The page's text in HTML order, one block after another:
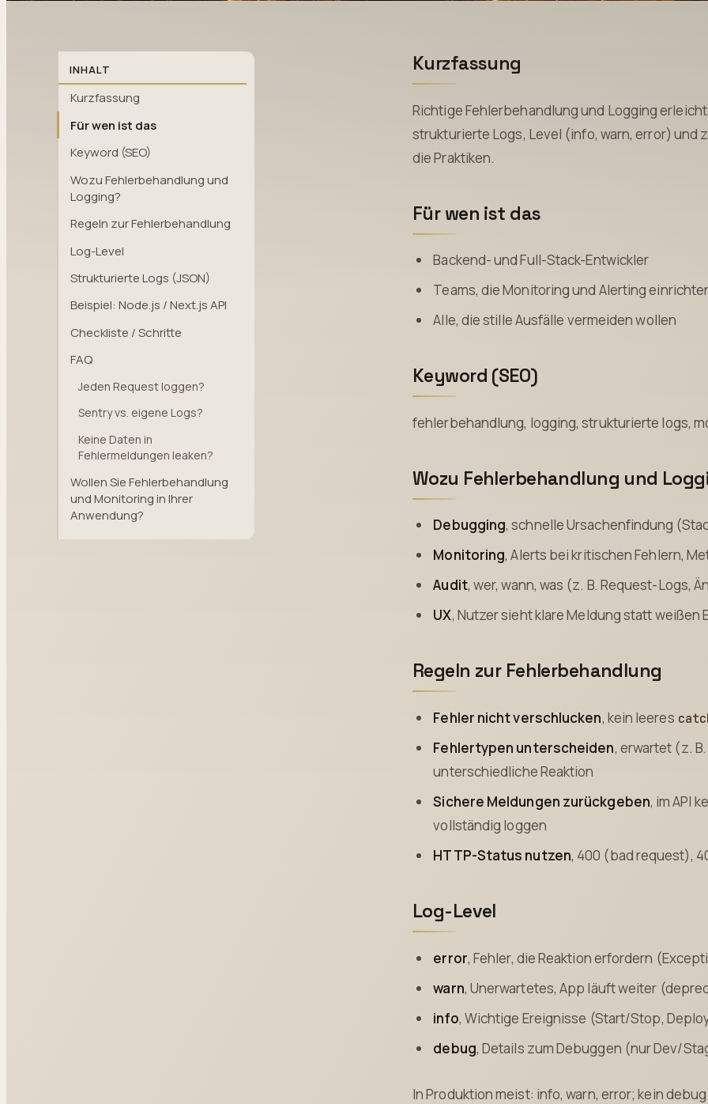
INHALT
Kurzfassung
Für wen ist das
Keyword (SEO)
Wozu Fehlerbehandlung und
Logging?
Regeln zur Fehlerbehandlung
Log-Level
Strukturierte Logs (JSON)
Beispiel: Node.js / Next.js API
Checkliste / Schritte
FAQ
Jeden Request loggen?
Sentry vs. eigene Logs?
Keine Daten in
Fehlermeldungen leaken?
Wollen Sie Fehlerbehandlung
und Monitoring in Ihrer
Anwendung?
Kurzfassung
Richtige Fehlerbehandlung und Logging
strukturierte Logs, Level (info, warn, error) und
die Praktiken.
Für wen ist das
Backend- und Full-Stack-Entwickler
Teams, die Monitoring und Alerting
Alle, die stille Ausfälle vermeiden wollen
Keyword (SEO)
fehlerbehandlung, logging, strukturierte logs,
Wozu Fehlerbehandlung und
Debugging, schnelle Ursachenfindung
Monitoring, Alerts bei kritischen Fehlern,
Audit, wer, wann, was (z. B. Request-Logs,
UX, Nutzer sieht klare Meldung statt weißen
Regeln zur Fehlerbehandlung
Fehler nicht verschlucken, kein leeres
Fehlertypen unterscheiden, erwartet (z.
unterschiedliche Reaktion
Sichere Meldungen zurückgeben, im API
vollständig loggen
HTTP-Status nutzen, 400 (bad request),
Log-Level
error, Fehler, die Reaktion erfordern
warn, Unerwartetes, App läuft weiter
info, Wichtige Ereignisse (Start/Stop,
debug, Details zum Debuggen (nur Dev/
In Produktion meist: info, warn, error; kein